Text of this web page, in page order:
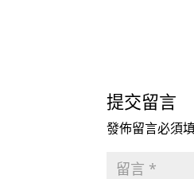
提交留言
發佈留言必須